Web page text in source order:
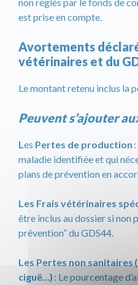
est prise en compte.
Avortements
vétérinaires et du
Le montant retenu inclus la
Peuvent s’ajouter
Les Pertes de production
maladie identifiée et qui
plans de prévention en
Les Frais vétérinaires
être inclus au dossier si non
prévention” du GDS44.
Les Pertes non
ciguë…) : Le pourcentage